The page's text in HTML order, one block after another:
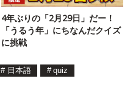
4年ぶりの「2月29日」だー！
「うるう年」にちなんだクイズ
に挑戦
# 日本語 # quiz